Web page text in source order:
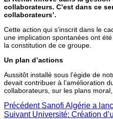
collaborateurs. C’est dans ce
collaborateurs’.
Cette action qui s’inscrit dans le
une implication spontanées ont
la constitution de ce groupe.
Un plan d’actions
Aussitôt installé sous l’égide de
devait contribuer à l’amélioration
collaborateurs, sur les plans
PrécédentSanofi Algérie a
SuivantUniversité: Création